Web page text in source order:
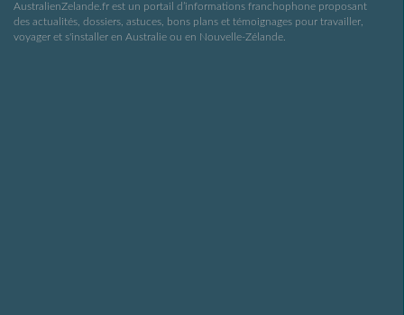
AustralienZelande.fr est un portail d’informations franchophone proposant
des actualités, dossiers, astuces, bons plans et témoignages pour travailler,
voyager et s'installer en Australie ou en Nouvelle-Zélande.